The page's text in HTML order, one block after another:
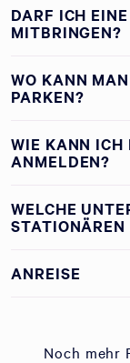
DARF ICH
MITBRINGEN?
WO KANN
PARKEN?
WIE KANN
ANMELDEN?
WELCHE
ANREISE
Noch mehr